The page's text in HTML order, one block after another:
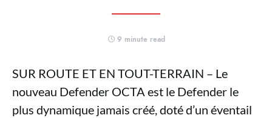
9 minute read
SUR ROUTE ET EN TOUT-TERRAIN – Le
nouveau Defender OCTA est le Defender le
plus dynamique jamais créé, doté d’un éventail